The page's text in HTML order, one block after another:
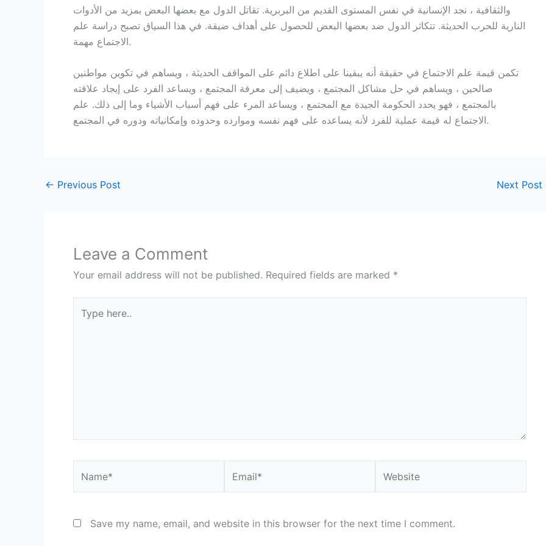
والثقافية ، نجد الإنسانية في نفس المستوى القديم من البربرية. تقاتل الدول مع بعضها البعض بمزيد من الأدوات
النارية للحرب الحديثة. تتكاثر الدول ضد بعضها البعض للحصول على أهداف ضيقة. في هذا السياق تصبح دراسة علم
الاجتماع مهمة.
تكمن قيمة علم الاجتماع في حقيقة أنه يبقينا على اطلاع دائم على المواقف الحديثة ، ويساهم في تكوين مواطنين
صالحين ، ويساهم في حل مشاكل المجتمع ، ويضيف إلى معرفة المجتمع ، ويساعد الفرد على إيجاد علاقته
بالمجتمع ، فهو يحدد الحكومة الجيدة مع المجتمع ، ويساعد المرء على فهم أسباب الأشياء وما إلى ذلك. علم
الاجتماع له قيمة عملية للفرد لأنه يساعده على فهم نفسه وموارده وحدوده وإمكانياته ودوره في المجتمع.
← Previous Post Next Post
Leave a Comment
Your email address will not be published. Required fields are marked *
here..
Save my name, email, and website in this browser for the next time I comment.